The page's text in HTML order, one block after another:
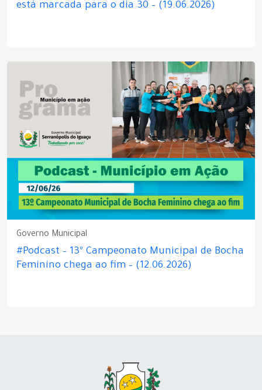
está marcada para o dia 30 – (19.06.2026)
Governo Municipal
#Podcast – 13º Campeonato Municipal de Bocha
Feminino chega ao fim – (12.06.2026)